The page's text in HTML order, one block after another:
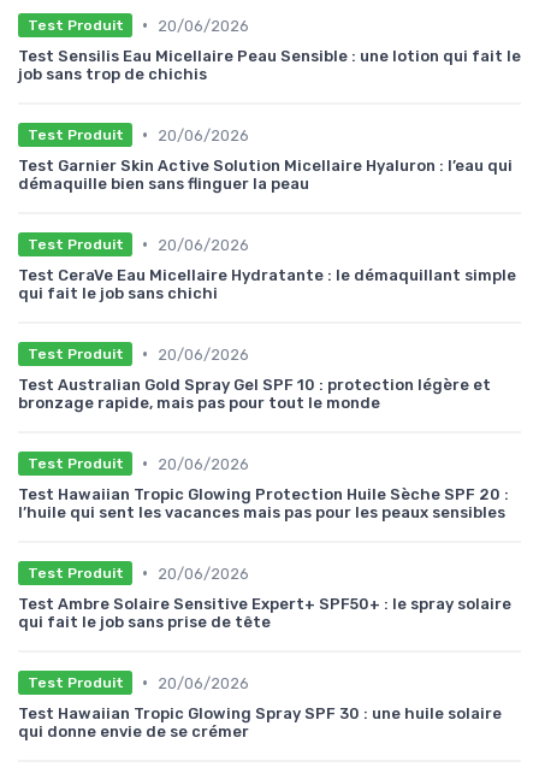
Test Produit •
20/06/2026
Test Sensilis Eau Micellaire Peau Sensible : une lotion qui fait le
job sans trop de chichis
Test Produit •
20/06/2026
Test Garnier Skin Active Solution Micellaire Hyaluron : l’eau qui
démaquille bien sans flinguer la peau
Test Produit •
20/06/2026
Test CeraVe Eau Micellaire Hydratante : le démaquillant simple
qui fait le job sans chichi
Test Produit •
20/06/2026
Test Australian Gold Spray Gel SPF 10 : protection légère et
bronzage rapide, mais pas pour tout le monde
Test Produit •
20/06/2026
Test Hawaiian Tropic Glowing Protection Huile Sèche SPF 20 :
l’huile qui sent les vacances mais pas pour les peaux sensibles
Test Produit •
20/06/2026
Test Ambre Solaire Sensitive Expert+ SPF50+ : le spray solaire
qui fait le job sans prise de tête
Test Produit •
20/06/2026
Test Hawaiian Tropic Glowing Spray SPF 30 : une huile solaire
qui donne envie de se crémer